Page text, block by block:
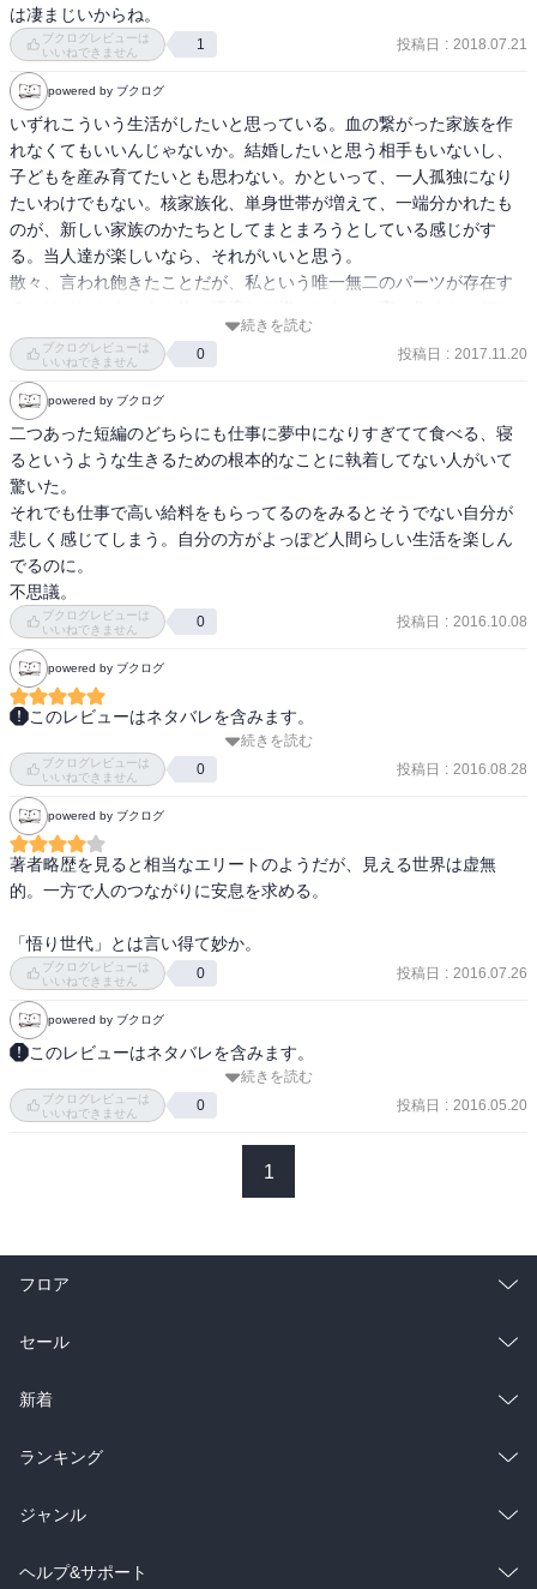
は凄まじいからね。
ブクログレビューは
いいねできません
1 投稿日 : 2018.07.21
powered by ブクログ
いずれこういう生活がしたいと思っている。血の繋がった家族を作
れなくてもいいんじゃないか。結婚したいと思う相手もいないし、
子どもを産み育てたいとも思わない。かといって、一人孤独になり
たいわけでもない。核家族化、単身世帯が増えて、一端分かれたも
のが、新しい家族のかたちとしてまとまろうとしている感じがす
る。当人達が楽しいなら、それがいいと思う。
散々、言われ飽きたことだが、私という唯一無二のパーツが存在す
して存在しているようで、群のようだ。SNSでシェアという言葉
は、よく使われるようになった。個として存在しているようで、私
は誰かにシェアされているし、誰かをシェアしているという捉え方
もできる。
流れの中で様々な影響を受けながら、今のままでいいのか考え続
け、形を変えていく。一人では生きていけない人間の、生存戦略
だ。171110
続きを読む
ブクログレビューは
いいねできません
0 投稿日 : 2017.11.20
powered by ブクログ
二つあった短編のどちらにも仕事に夢中になりすぎてて食べる、寝
るというような生きるための根本的なことに執着してない人がいて
驚いた。
それでも仕事で高い給料をもらってるのをみるとそうでない自分が
悲しく感じてしまう。自分の方がよっぽど人間らしい生活を楽しん
でるのに。
不思議。
ブクログレビューは
いいねできません
0 投稿日 : 2016.10.08
powered by ブクログ
このレビューはネタバレを含みます。
これは素晴らしい、現代を感じる。読み始めてすぐに、えらく聡明
だなと思ったら…東大！そして社長だった。打ちのめされるなぁ。
あ〜俺もガイシ、コンサル目指せばよかった！コリドー！笑。
それはさておき、次回作に多いに期待。2作とも悩みつつも、スッキ
リしていて、本当良かった。
続きを読む
ブクログレビューは
いいねできません
0 投稿日 : 2016.08.28
powered by ブクログ
著者略歴を見ると相当なエリートのようだが、見える世界は虚無
的。一方で人のつながりに安息を求める。
「悟り世代」とは言い得て妙か。
ブクログレビューは
いいねできません
0 投稿日 : 2016.07.26
powered by ブクログ
このレビューはネタバレを含みます。
先日、加藤秀行さんの「シェア」を読みました。
です）。
なんだろう、外資系の企業に勤めてる人や、IT系の企業に勤めてる
れません・・・。
ちなみに、「シェア」は、主人公の女性が、外国人女性ととあるビ
続きを読む
ブクログレビューは
いいねできません
0 投稿日 : 2016.05.20
1
フロア
総合
ラノベ
雑誌・グラビア
BL・TL
セール
総合
ラノベ
雑誌・グラビア
BL・TL
新着
総合
ラノベ
雑誌・グラビア
ランキング
総合
ラノベ
ジャンル
コミック
ヘルプ&サポート